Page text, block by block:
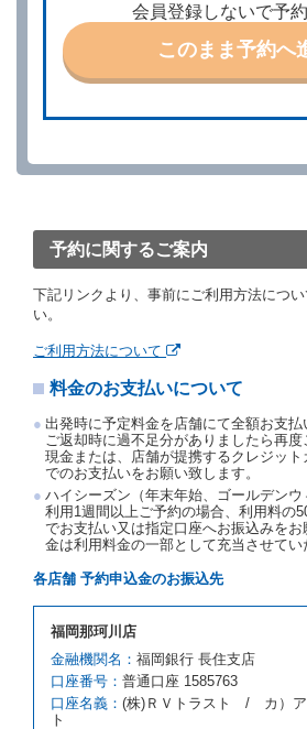
第４条（予約の取消し等）
借受人は、別に定める方法により
前２項の場合、借受人は、別に定
約申込金を借受人に返還するもの
当社の都合により、予約が取り消
約申込金を返還するものとします
渡契約が締結されなかったときは
たものとします。この場合、当社
金を返還するものとします。
第５条（代替レンタカー）
当社は、借受人から予約のあった
カーを貸し渡すことができないと
車種クラスのレンタカー（以下「
いいます。）の貸渡しを申し入れ
とします。
クラスを除き予約時と同一の借受
お、代替レンタカーの貸渡料金が
スの貸渡料金より高くなるときは
スの貸渡料金によるものとし、予
の貸渡料金より低くなるときは、
の車種クラスの貸渡料金によるも
会員登録しないで予
このまま予約へ
予約に関するご案内
下記リンクより、事前にご利用方法につ
い。
ご利用方法について
料金のお支払いについて
出発時に予定料金を店舗にて全額お支払
ご返却時に過不足分がありましたら再度
現金または、店舗が提携するクレジット
でのお支払いをお願い致します。
ハイシーズン（年末年始、ゴールデン
利用1週間以上ご予約の場合、利用料の
でお支払い又は指定口座へお振込みを
金は利用料金の一部として充当させてい
各店舗 予約申込金のお振込先
福岡那珂川店
金融機関名： 福岡銀行 長住支店
口座番号： 普通口座 1585763
口座名義： (株)ＲＶトラスト / カ）ア
ト